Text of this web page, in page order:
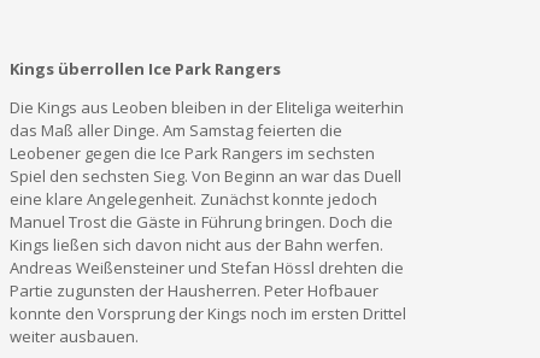
Kings überrollen Ice Park Rangers
Die Kings aus Leoben bleiben in der Eliteliga weiterhin
das Maß aller Dinge. Am Samstag feierten die
Leobener gegen die Ice Park Rangers im sechsten
Spiel den sechsten Sieg. Von Beginn an war das Duell
eine klare Angelegenheit. Zunächst konnte jedoch
Manuel Trost die Gäste in Führung bringen. Doch die
Kings ließen sich davon nicht aus der Bahn werfen.
Andreas Weißensteiner und Stefan Hössl drehten die
Partie zugunsten der Hausherren. Peter Hofbauer
konnte den Vorsprung der Kings noch im ersten Drittel
weiter ausbauen.